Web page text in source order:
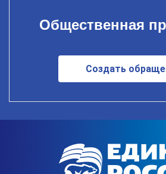
Общественная
Создать